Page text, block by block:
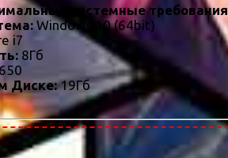
системные требования
Windows 10 (64bit)
i7
8Гб
Диске:19Гб